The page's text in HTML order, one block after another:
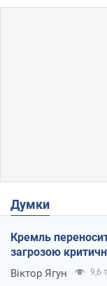
Думки
Кремль
загрозою
Віктор Ягун 9,6